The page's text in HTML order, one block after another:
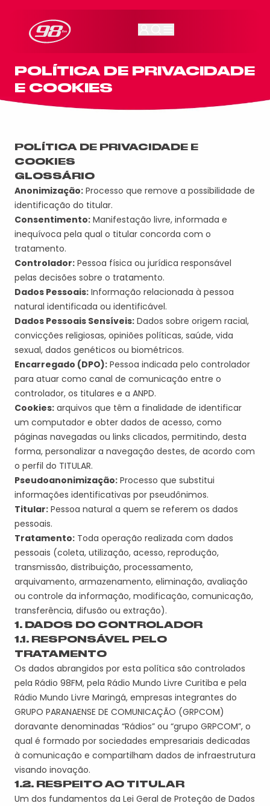
98FM Curitiba
POLÍTICA DE PRIVACIDADE
E COOKIES
POLÍTICA DE PRIVACIDADE E
COOKIES
GLOSSÁRIO
Anonimização: Processo que remove a possibilidade de
identificação do titular.
Consentimento: Manifestação livre, informada e
inequívoca pela qual o titular concorda com o
tratamento.
Controlador: Pessoa física ou jurídica responsável
pelas decisões sobre o tratamento.
Dados Pessoais: Informação relacionada à pessoa
natural identificada ou identificável.
Dados Pessoais Sensíveis: Dados sobre origem racial,
convicções religiosas, opiniões políticas, saúde, vida
sexual, dados genéticos ou biométricos.
Encarregado (DPO): Pessoa indicada pelo controlador
para atuar como canal de comunicação entre o
controlador, os titulares e a ANPD.
Cookies: arquivos que têm a finalidade de identificar
um computador e obter dados de acesso, como
páginas navegadas ou links clicados, permitindo, desta
forma, personalizar a navegação destes, de acordo com
o perfil do TITULAR.
Pseudoanonimização: Processo que substitui
informações identificativas por pseudônimos.
Titular: Pessoa natural a quem se referem os dados
pessoais.
Tratamento: Toda operação realizada com dados
pessoais (coleta, utilização, acesso, reprodução,
transmissão, distribuição, processamento,
arquivamento, armazenamento, eliminação, avaliação
ou controle da informação, modificação, comunicação,
transferência, difusão ou extração).
1. DADOS DO CONTROLADOR
1.1. RESPONSÁVEL PELO
TRATAMENTO
Os dados abrangidos por esta política são controlados
pela Rádio 98FM, pela Rádio Mundo Livre Curitiba e pela
Rádio Mundo Livre Maringá, empresas integrantes do
GRUPO PARANAENSE DE COMUNICAÇÃO (GRPCOM)
doravante denominadas “Rádios” ou “grupo GRPCOM”, o
qual é formado por sociedades empresariais dedicadas
à comunicação e compartilham dados de infraestrutura
visando inovação.
1.2. RESPEITO AO TITULAR
Um dos fundamentos da Lei Geral de Proteção de Dados